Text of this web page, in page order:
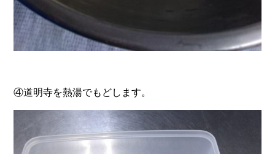
④道明寺を熱湯でもどします。